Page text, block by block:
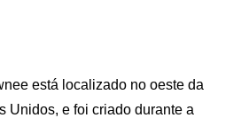
está localizado no oeste da
Unidos, e foi criado durante a